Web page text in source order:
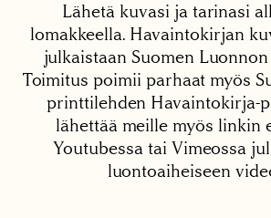
Lähetä kuvasi ja tarinasi
lomakkeella. Havaintokirjan
julkaistaan Suomen
Toimitus poimii parhaat myös
printtilehden Havaintokirja-
lähettää meille myös linkin
Youtubessa tai Vimeossa
luontoaiheiseen